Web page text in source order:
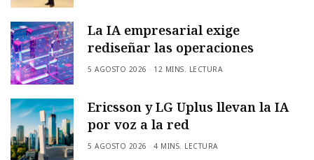
La IA empresarial exige
rediseñar las operaciones
5 AGOSTO 2026 12 MINS. LECTURA
Ericsson y LG Uplus llevan la IA
por voz a la red
5 AGOSTO 2026 4 MINS. LECTURA